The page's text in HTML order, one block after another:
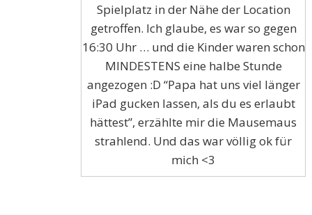
Spielplatz in der Nähe der Location
getroffen. Ich glaube, es war so gegen
16:30 Uhr … und die Kinder waren schon
MINDESTENS eine halbe Stunde
angezogen :D “Papa hat uns viel länger
iPad gucken lassen, als du es erlaubt
hättest”, erzählte mir die Mausemaus
strahlend. Und das war völlig ok für
mich <3